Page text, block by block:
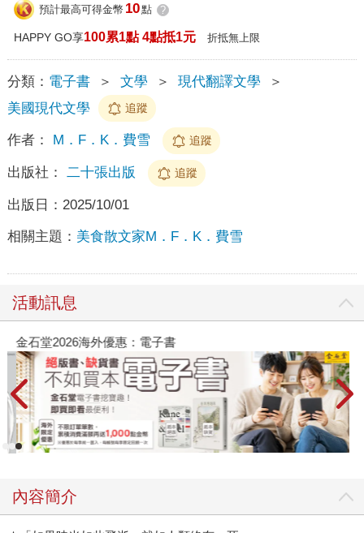
預計最高可得金幣 10點 ?
HAPPY GO享100累1點 4點抵1元 折抵無上限
分類： 電子書 ＞ 文學 ＞ 現代翻譯文學
＞
美國現代文學
追蹤
作者： M．F．K．費雪 追蹤
出版社： 二十張出版 追蹤
出版日： 2025/10/01
相關主題： 美食散文家M．F．K．費雪
活動訊息
金石堂2026海外優惠：電子書
內容簡介